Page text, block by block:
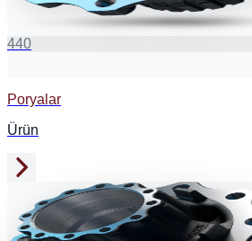
440
Poryalar
Ürün